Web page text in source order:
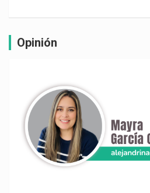
Opinión